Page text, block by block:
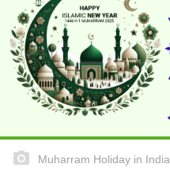
Muharram Holiday in India